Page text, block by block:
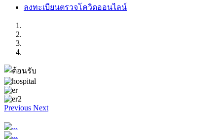
ลงทะเบียนตรวจโควิดออนไลน์
Previous Next